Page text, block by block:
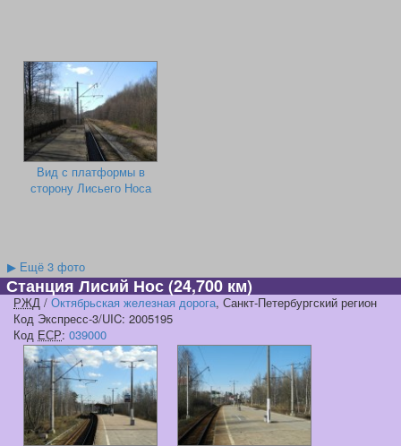
Вид с платформы в
сторону Лисьего Носа
▶ Ещё 3 фото
Станция Лисий Нос(24,700 км)
РЖД / Октябрьская железная дорога, Санкт-Петербургский регион
Код Экспресс-3/UIC: 2005195
Код ЕСР: 039000